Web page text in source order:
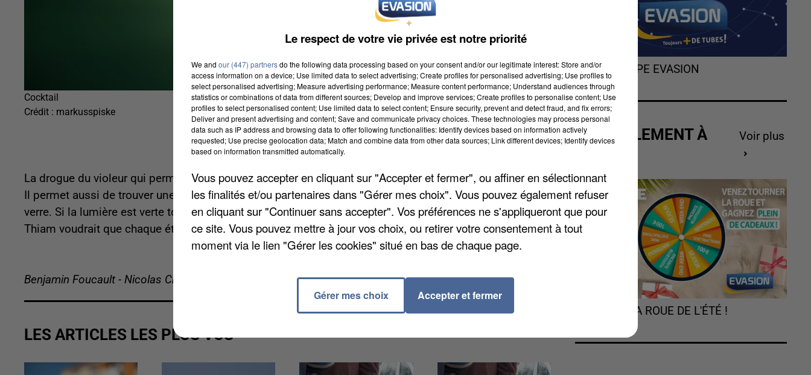
Cocktail
Crédit : markusspiske
La drogue du violeur qui permet aux personnes malveillantes de faire perdre conscience à leur victime.
Il permet aussi de trouver une trentaine d’autres stupéfiants différents. Il suffit de le plonger dans son
verre. Si la lumière est verte tout va bien, si elle clignote rouge, il y a danger. Son créateur, Mikailou
Thiam voudrait que chaque établissement qui vend de l’alcool en possède un.
Benjamin Foucault - Nicolas Chacun
LES ARTICLES LES PLUS VUS
L'HOROSCOPE EVASION
ACTUELLEMENT À
GAGNER
Voir plus
TOURNEZ LA ROUE DE L'ÉTÉ !
Le respect de votre vie privée est notre priorité
We and our (447) partnersdo the following data processing based on your consent and/or our legitimate interest: Store and/or
access information on a device; Use limited data to select advertising; Create profiles for personalised advertising; Use profiles to
select personalised advertising; Measure advertising performance; Measure content performance; Understand audiences through
statistics or combinations of data from different sources; Develop and improve services; Create profiles to personalise content; Use
profiles to select personalised content; Use limited data to select content; Ensure security, prevent and detect fraud, and fix errors;
Deliver and present advertising and content; Save and communicate privacy choices. These technologies may process personal
data such as IP address and browsing data to offer following functionalities: Identify devices based on information actively
requested; Use precise geolocation data; Match and combine data from other data sources; Link different devices; Identify devices
based on information transmitted automatically.
Vous pouvez accepter en cliquant sur "Accepter et fermer", ou affiner en sélectionnant
les finalités et/ou partenaires dans "Gérer mes choix". Vous pouvez également refuser
en cliquant sur "Continuer sans accepter". Vos préférences ne s'appliqueront que pour
ce site. Vous pouvez mettre à jour vos choix, ou retirer votre consentement à tout
moment via le lien "Gérer les cookies" situé en bas de chaque page.
Gérer mes choix Accepter et fermer